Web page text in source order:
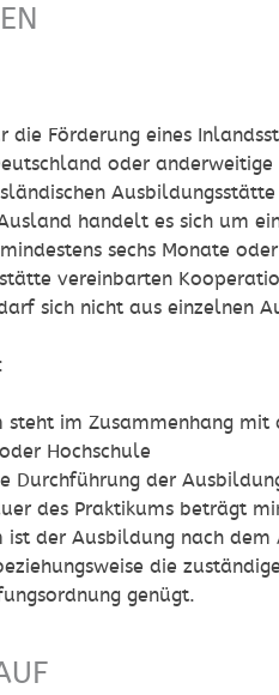
die Förderung eines
oder
handelt es sich um
sechs Monate
vereinbarten
sich nicht aus einzelnen
im Zusammenhang mit
Hochschule
Durchführung der
des Praktikums beträgt
ist der Ausbildung nach
die
genügt.